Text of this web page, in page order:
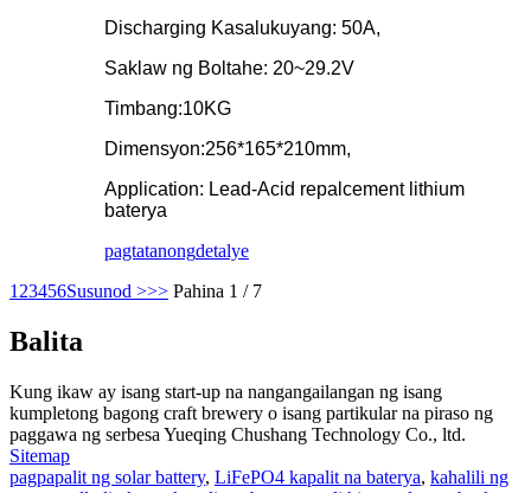
Discharging Kasalukuyang: 50A,
Saklaw ng Boltahe: 20~29.2V
Timbang:10KG
Dimensyon:256*165*210mm,
Application: Lead-Acid repalcement lithium
baterya
pagtatanongdetalye
1 23456Susunod >>> Pahina 1 / 7
Balita
Kung ikaw ay isang start-up na nangangailangan ng isang
kumpletong bagong craft brewery o isang partikular na piraso ng
paggawa ng serbesa Yueqing Chushang Technology Co., ltd.
Sitemap
pagpapalit ng solar battery, LiFePO4 kapalit na baterya, kahalili ng